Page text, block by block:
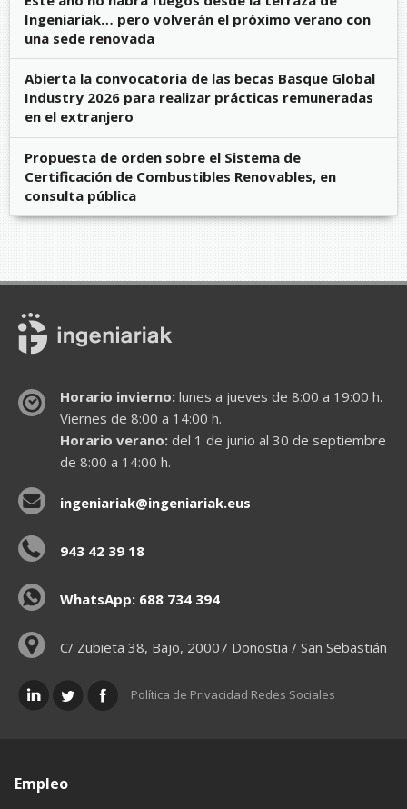
Ingeniariak… pero volverán el próximo verano con
una sede renovada
Abierta la convocatoria de las becas Basque Global
Industry 2026 para realizar prácticas remuneradas
en el extranjero
Propuesta de orden sobre el Sistema de
Certificación de Combustibles Renovables, en
consulta pública
Horario invierno:lunes a jueves de 8:00 a 19:00 h.
Viernes de 8:00 a 14:00 h.
Horario verano:del 1 de junio al 30 de septiembre
de 8:00 a 14:00 h.
ingeniariak@ingeniariak.eus
943 42 39 18
WhatsApp: 688 734 394
C/ Zubieta 38, Bajo, 20007 Donostia / San Sebastián
Política de Privacidad Redes Sociales
Empleo